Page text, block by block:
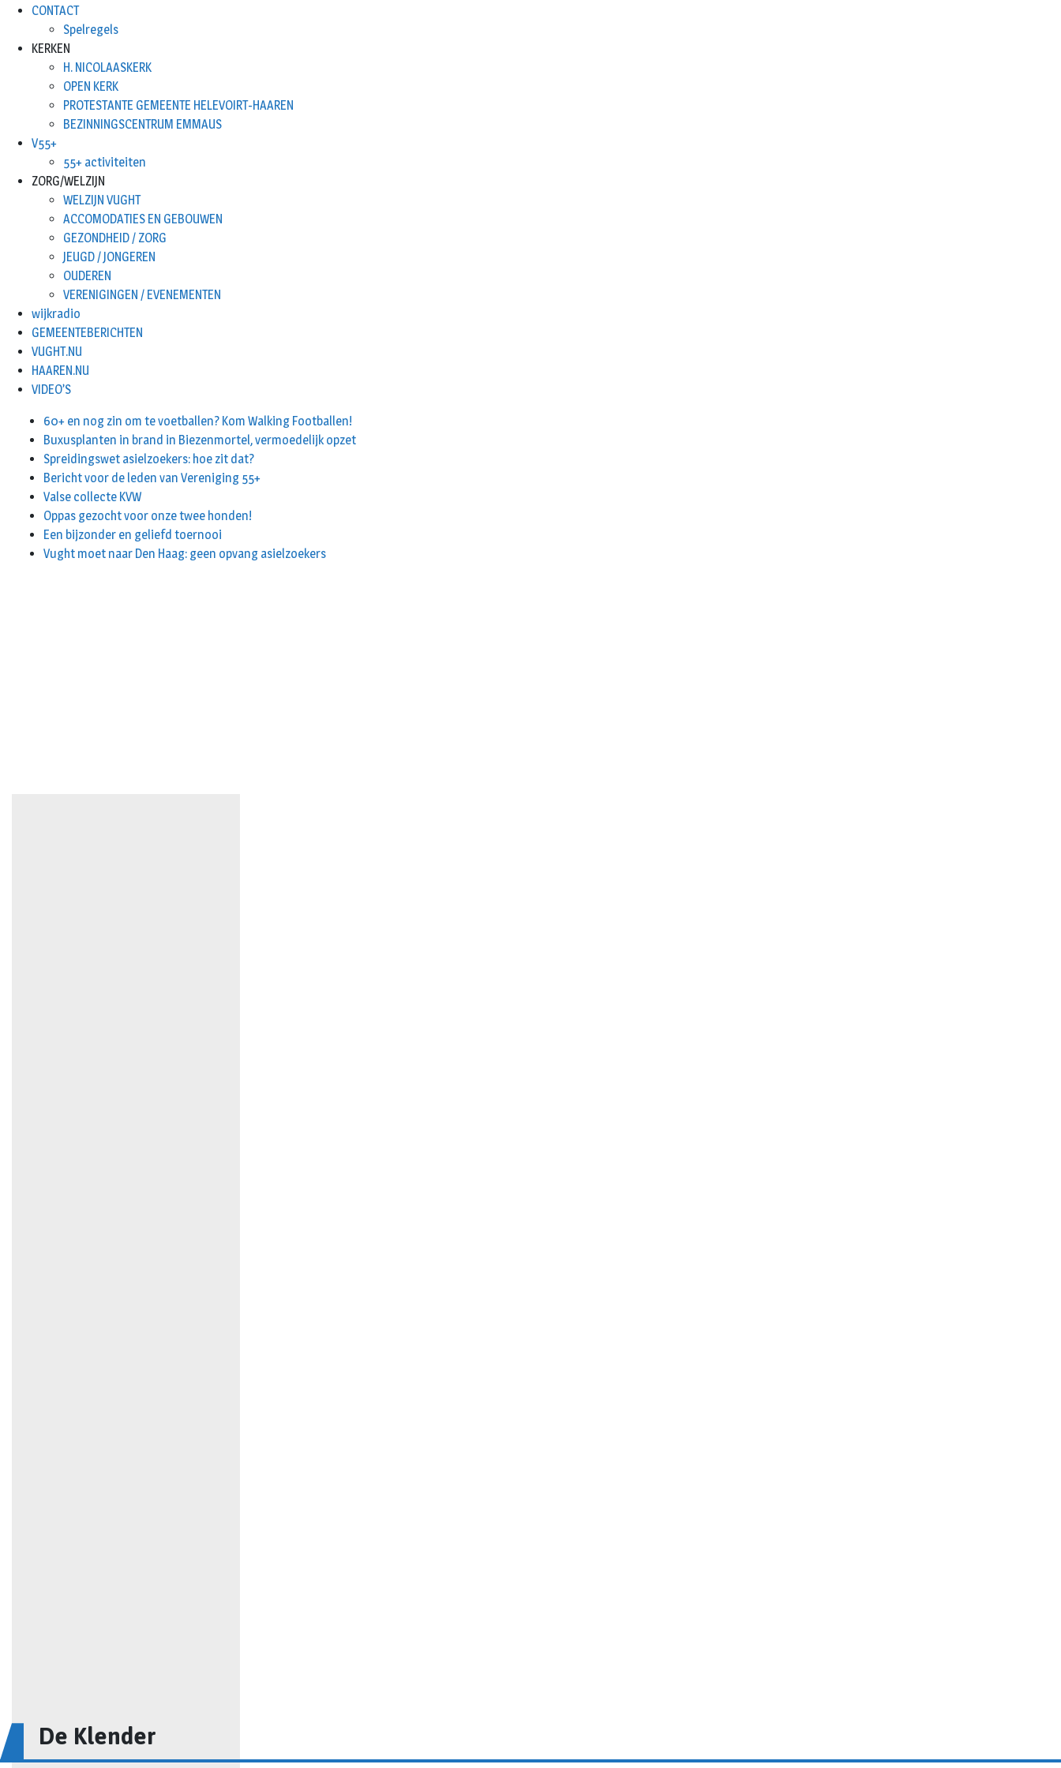
CONTACT
Spelregels
KERKEN
H. NICOLAASKERK
OPEN KERK
PROTESTANTE GEMEENTE HELEVOIRT-HAAREN
BEZINNINGSCENTRUM EMMAUS
V55+
55+ activiteiten
ZORG/WELZIJN
WELZIJN VUGHT
ACCOMODATIES EN GEBOUWEN
GEZONDHEID / ZORG
JEUGD / JONGEREN
OUDEREN
VERENIGINGEN / EVENEMENTEN
wijkradio
GEMEENTEBERICHTEN
VUGHT.NU
HAAREN.NU
VIDEO’S
60+ en nog zin om te voetballen? Kom Walking Footballen!
Buxusplanten in brand in Biezenmortel, vermoedelijk opzet
Spreidingswet asielzoekers: hoe zit dat?
Bericht voor de leden van Vereniging 55+
Valse collecte KVW
Oppas gezocht voor onze twee honden!
Een bijzonder en geliefd toernooi
Vught moet naar Den Haag: geen opvang asielzoekers
De Klender